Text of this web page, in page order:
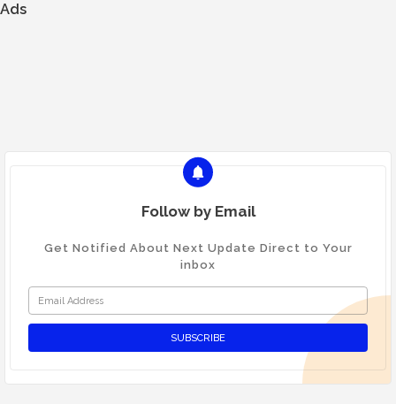
Ads
Follow by Email
Get Notified About Next Update Direct to Your
inbox